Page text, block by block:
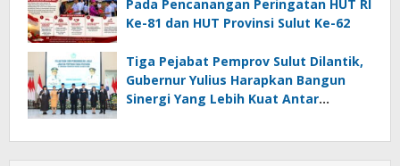
Pada Pencanangan Peringatan HUT RI
Ke-81 dan HUT Provinsi Sulut Ke-62
Tiga Pejabat Pemprov Sulut Dilantik,
Gubernur Yulius Harapkan Bangun
Sinergi Yang Lebih Kuat Antar